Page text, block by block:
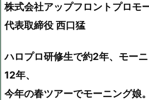
株式会社アップフロントプロモ
代表取締役 西口猛
ハロプロ研修生で約2年、モー
12年、
今年の春ツアーでモーニング娘